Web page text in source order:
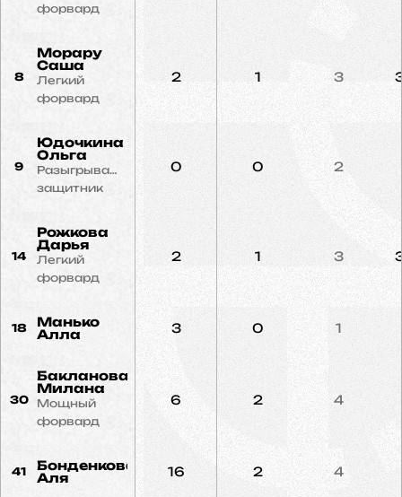
форвард
8
Морару
Саша
Легкий
форвард
2 1 3
9
Юдочкина
Ольга
Разыгрывающий
защитник
0 0 2
14
Рожкова
Дарья
Легкий
форвард
2 1 3
18
Манько
Алла
3 0 1
30
Бакланова
Милана
Мощный
форвард
6 2 4
41
Бонденкова
Аля
16 2 4